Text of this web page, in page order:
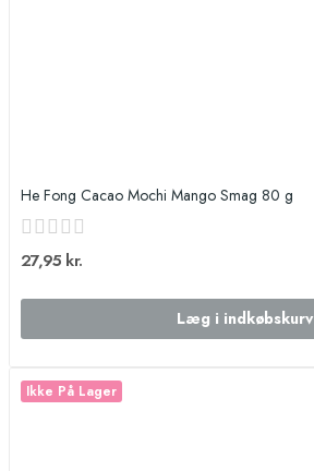
He Fong Cacao Mochi Mango Smag 80 g
27,95 kr.
Læg i indkøbskurv
Ikke På Lager